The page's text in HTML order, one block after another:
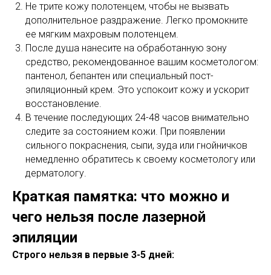
Не трите кожу полотенцем, чтобы не вызвать
дополнительное раздражение. Легко промокните
ее мягким махровым полотенцем.
После душа нанесите на обработанную зону
средство, рекомендованное вашим косметологом:
пантенол, бепантен или специальный пост-
эпиляционный крем. Это успокоит кожу и ускорит
восстановление.
В течение последующих 24-48 часов внимательно
следите за состоянием кожи. При появлении
сильного покраснения, сыпи, зуда или гнойничков
немедленно обратитесь к своему косметологу или
дерматологу.
Краткая памятка: что можно и
чего нельзя после лазерной
эпиляции
Строго нельзя в первые 3-5 дней:
ООО «Омоложение ЛэВэЛ
100500»
ИНН 7731358362
Москва, ул. 1812 года, 8к.1
© 2025. Все права защищены
Согласие на получение рекламы
Услуги: Полезное:
Лазерная эпиляция
бикини
Блог
Всё тело
Подмышки
Лицо
Ноги